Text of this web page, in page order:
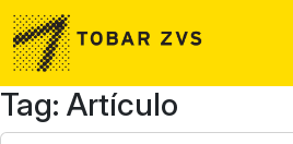
Skip to main content
Tag: Artículo